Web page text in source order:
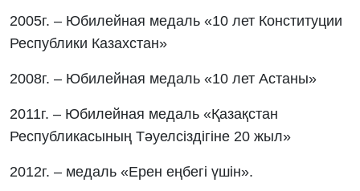
2005г. – Юбилейная медаль «10 лет Конституции
Республики Казахстан»
2008г. – Юбилейная медаль «10 лет Астаны»
2011г. – Юбилейная медаль «Қазақстан
Республикасының Тәуелсіздігіне 20 жыл»
2012г. – медаль «Ерен еңбегі үшін».